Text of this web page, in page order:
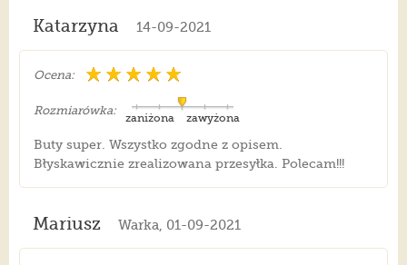
Katarzyna 14-09-2021
Ocena:
Rozmiarówka:
zawyżona
zaniżona
Buty super. Wszystko zgodne z opisem.
Błyskawicznie zrealizowana przesyłka. Polecam!!!
Mariusz Warka, 01-09-2021